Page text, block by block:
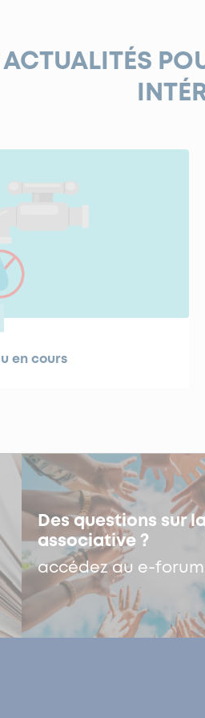
ACTUALITÉS
en cours
Des questions sur
associative ?
accédez au e-